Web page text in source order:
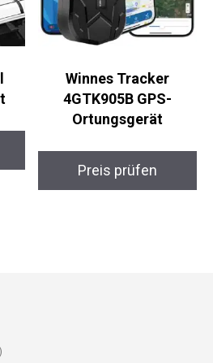
Winnes Tracker
4GTK905B GPS-
Preis prüfen